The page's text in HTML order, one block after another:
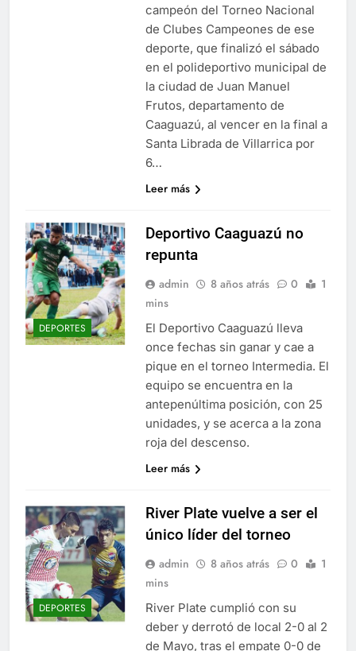
campeón del Torneo Nacional
de Clubes Campeones de ese
deporte, que finalizó el sábado
en el polideportivo municipal de
la ciudad de Juan Manuel
Frutos, departamento de
Caaguazú, al vencer en la final a
Santa Librada de Villarrica por
6…
Leer más
DEPORTES
Deportivo Caaguazú no
repunta
admin 8 años atrás 0
1
mins
El Deportivo Caaguazú lleva
once fechas sin ganar y cae a
pique en el torneo Intermedia. El
equipo se encuentra en la
antepenúltima posición, con 25
unidades, y se acerca a la zona
roja del descenso.
Leer más
DEPORTES
River Plate vuelve a ser el
único líder del torneo
admin 8 años atrás 0
1
mins
River Plate cumplió con su
deber y derrotó de local 2-0 al 2
de Mayo, tras el empate 0-0 de